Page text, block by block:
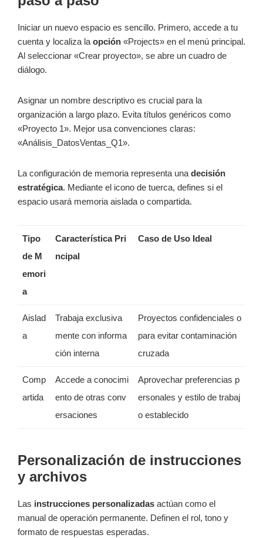
Iniciar un nuevo espacio es sencillo. Primero, accede a tu
cuenta y localiza laopción «Projects» en el menú principal.
Al seleccionar «Crear proyecto», se abre un cuadro de
diálogo.
Asignar un nombre descriptivo es crucial para la
organización a largo plazo. Evita títulos genéricos como
«Proyecto 1». Mejor usa convenciones claras:
«Análisis_DatosVentas_Q1».
La configuración de memoria representa unadecisión
estratégica. Mediante el icono de tuerca, defines si el
espacio usará memoria aislada o compartida.
Tipo
de M
emori
a
Característica Pri
ncipal
Caso de Uso Ideal
Aislad
a
Trabaja exclusiva
mente con informa
ción interna
Proyectos confidenciales o
para evitar contaminación
cruzada
Comp
artida
Accede a conocimi
ento de otras conv
ersaciones
Aprovechar preferencias p
ersonales y estilo de trabaj
o establecido
Personalización de instrucciones
y archivos
Las instrucciones personalizadas actúan como el
manual de operación permanente. Definen el rol, tono y
formato de respuestas esperadas.